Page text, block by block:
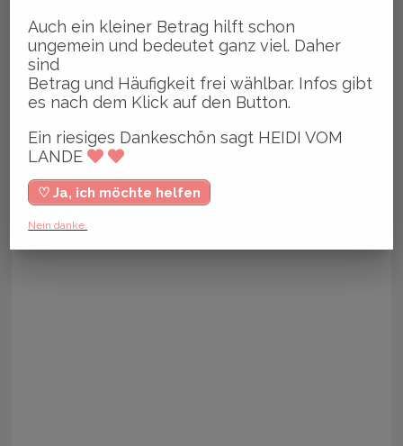
Auch ein kleiner Betrag hilft schon
ungemein und bedeutet ganz viel. Daher
sind
Betrag und Häufigkeit frei wählbar. Infos gibt
es nach dem Klick auf den Button.
Ein riesiges Dankeschön sagt HEIDI VOM
LANDE
♡ Ja, ich möchte helfen
Nein danke.